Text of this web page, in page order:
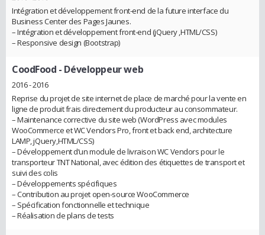
Intégration et développement front-end de la future interface du
Business Center des Pages Jaunes.
– Intégration et développement front-end (jQuery ,HTML/CSS)
– Responsive design (Bootstrap)
CoodFood - Développeur web
2016 - 2016
Reprise du projet de site internet de place de marché pour la vente en
ligne de produit frais directement du producteur au consommateur.
– Maintenance corrective du site web (WordPress avec modules
WooCommerce et WC Vendors Pro, front et back end, architecture
LAMP, jQuery,HTML/CSS)
– Développement d’un module de livraison WC Vendors pour le
transporteur TNT National, avec édition des étiquettes de transport et
suivi des colis
– Développements spécifiques
– Contribution au projet open-source WooCommerce
– Spécification fonctionnelle et technique
– Réalisation de plans de tests